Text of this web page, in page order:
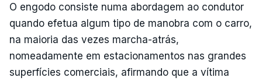
O engodo consiste numa abordagem ao condutor
quando efetua algum tipo de manobra com o carro,
na maioria das vezes marcha-atrás,
nomeadamente em estacionamentos nas grandes
superfícies comerciais, afirmando que a vítima